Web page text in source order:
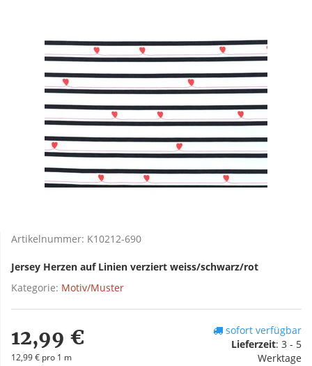
Artikelnummer: K10212-690
Jersey Herzen auf Linien verziert weiss/schwarz/rot
Kategorie: Motiv/Muster
12,99 €
12,99 € pro 1 m
sofort verfügbar
Lieferzeit: 3 - 5
Werktage